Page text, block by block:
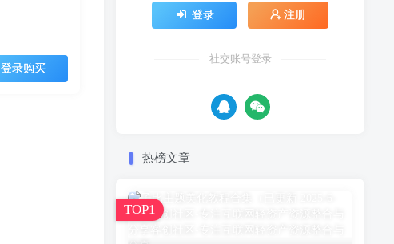
登录购买
登录 注册
社交账号登录
热榜文章
TOP1